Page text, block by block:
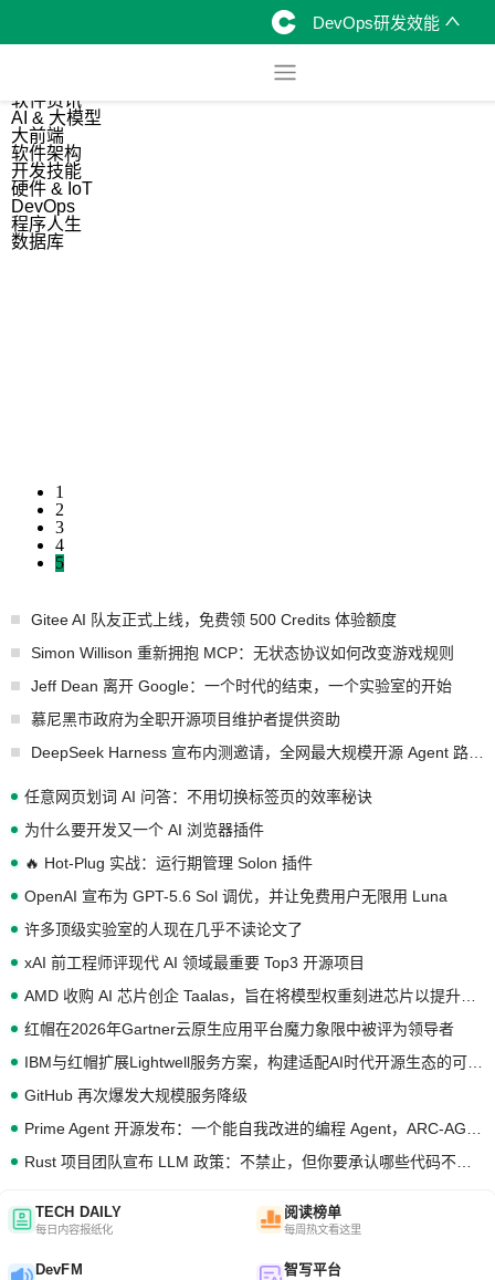
DevOps研发效能
软件资讯
AI & 大模型
大前端
软件架构
开发技能
硬件 & IoT
DevOps
程序人生
数据库
1
2
3
4
5
Gitee AI 队友正式上线，免费领 500 Credits 体验额度
Simon Willison 重新拥抱 MCP：无状态协议如何改变游戏规则
Jeff Dean 离开 Google：一个时代的结束，一个实验室的开始
慕尼黑市政府为全职开源项目维护者提供资助
任意网页划词 AI 问答：不用切换标签页的效率秘诀
为什么要开发又一个 AI 浏览器插件
🔥 Hot-Plug 实战：运行期管理 Solon 插件
OpenAI 宣布为 GPT-5.6 Sol 调优，并让免费用户无限用 Luna
许多顶级实验室的人现在几乎不读论文了
xAI 前工程师评现代 AI 领域最重要 Top3 开源项目
红帽在2026年Gartner云原生应用平台魔力象限中被评为领导者
GitHub 再次爆发大规模服务降级
TECH DAILY
每日内容报纸化
阅读榜单
每周热文看这里
DevFM 智写平台